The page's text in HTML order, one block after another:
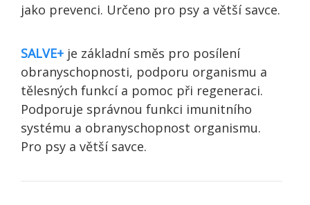
jako prevenci. Určeno pro psy a větší savce.
SALVE+ je základní směs pro posílení
obranyschopnosti, podporu organismu a
tělesných funkcí a pomoc při regeneraci.
Podporuje správnou funkci imunitního
systému a obranyschopnost organismu.
Pro psy a větší savce.